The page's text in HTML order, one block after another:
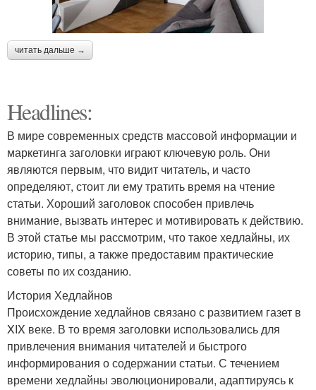
читать дальше →
Headlines:
В мире современных средств массовой информации и
маркетинга заголовки играют ключевую роль. Они
являются первым, что видит читатель, и часто
определяют, стоит ли ему тратить время на чтение
статьи. Хороший заголовок способен привлечь
внимание, вызвать интерес и мотивировать к действию.
В этой статье мы рассмотрим, что такое хедлайны, их
историю, типы, а также предоставим практические
советы по их созданию.
История Хедлайнов
Происхождение хедлайнов связано с развитием газет в
XIX веке. В то время заголовки использовались для
привлечения внимания читателей и быстрого
информирования о содержании статьи. С течением
времени хедлайны эволюционировали, адаптируясь к